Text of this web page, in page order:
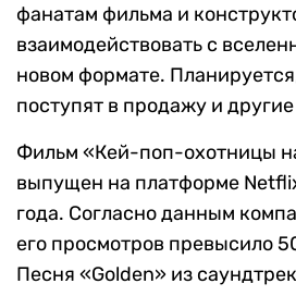
фанатам фильма и
взаимодействовать с
новом формате.
поступят в продажу и
Фильм «Кей-поп-охотницы
выпущен на платформе
года. Согласно данным
его просмотров превысило
Песня «Golden» из